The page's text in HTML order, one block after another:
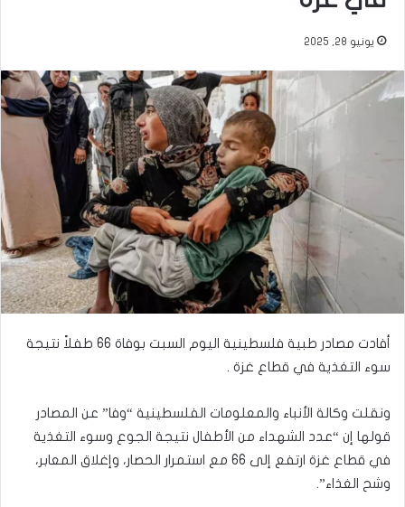
يونيو 28, 2025
أفادت مصادر طبية فلسطينية اليوم السبت بوفاة 66 طفلاً نتيجة
سوء التغذية في قطاع غزة .
ونقلت وكالة الأنباء والمعلومات الفلسطينية “وفا” عن المصادر
قولها إن “عدد الشهداء من الأطفال نتيجة الجوع وسوء التغذية
في قطاع غزة ارتفع إلى 66 مع استمرار الحصار، وإغلاق المعابر،
وشح الغذاء”.